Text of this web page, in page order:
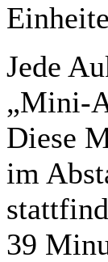
Jede
„Mini-
Diese
im
39